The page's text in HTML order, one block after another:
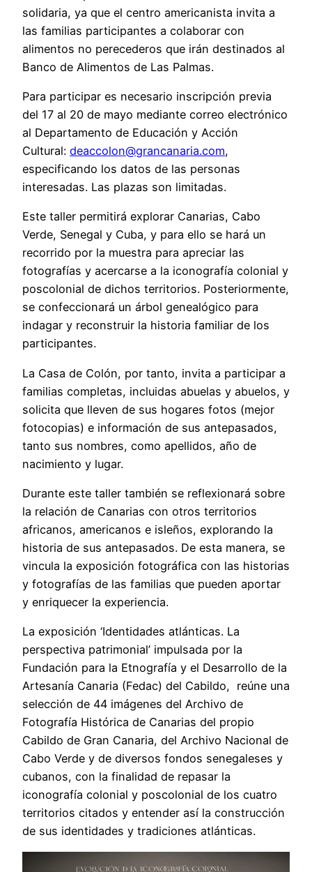
solidaria, ya que el centro americanista invita a
las familias participantes a colaborar con
alimentos no perecederos que irán destinados al
Banco de Alimentos de Las Palmas.
Para participar es necesario inscripción previa
del 17 al 20 de mayo mediante correo electrónico
al Departamento de Educación y Acción
Cultural: deaccolon@grancanaria.com,
especificando los datos de las personas
interesadas. Las plazas son limitadas.
Este taller permitirá explorar Canarias, Cabo
Verde, Senegal y Cuba, y para ello se hará un
recorrido por la muestra para apreciar las
fotografías y acercarse a la iconografía colonial y
poscolonial de dichos territorios. Posteriormente,
se confeccionará un árbol genealógico para
indagar y reconstruir la historia familiar de los
participantes.
La Casa de Colón, por tanto, invita a participar a
familias completas, incluidas abuelas y abuelos, y
solicita que lleven de sus hogares fotos (mejor
fotocopias) e información de sus antepasados,
tanto sus nombres, como apellidos, año de
nacimiento y lugar.
Durante este taller también se reflexionará sobre
la relación de Canarias con otros territorios
africanos, americanos e isleños, explorando la
historia de sus antepasados. De esta manera, se
vincula la exposición fotográfica con las historias
y fotografías de las familias que pueden aportar
y enriquecer la experiencia.
La exposición ‘Identidades atlánticas. La
perspectiva patrimonial’ impulsada por la
Fundación para la Etnografía y el Desarrollo de la
Artesanía Canaria (Fedac) del Cabildo, reúne una
selección de 44 imágenes del Archivo de
Fotografía Histórica de Canarias del propio
Cabildo de Gran Canaria, del Archivo Nacional de
Cabo Verde y de diversos fondos senegaleses y
cubanos, con la finalidad de repasar la
iconografía colonial y poscolonial de los cuatro
territorios citados y entender así la construcción
de sus identidades y tradiciones atlánticas.